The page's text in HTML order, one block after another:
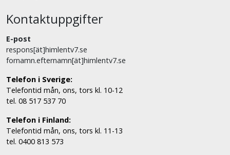
Kontaktuppgifter
E-post
respons[ät]himlentv7.se
fornamn.efternamn[ät]himlentv7.se
Telefon i Sverige:
Telefontid mån, ons, tors kl. 10-12
tel. 08 517 537 70
Telefon i Finland:
Telefontid mån, ons, tors kl. 11-13
tel. 0400 813 573